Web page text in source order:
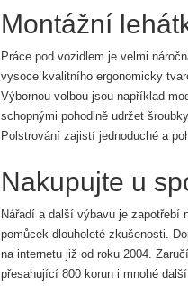
Montážní
Práce pod vozidlem je velmi
vysoce kvalitního ergonomicky
Výbornou volbou jsou například
schopnými pohodlně udržet
Polstrování zajistí jednoduché a
Nakupujte u
Nářadí a další výbavu je zapotřebí
pomůcek dlouholeté zkušenosti.
na internetu již od roku 2004.
přesahující 800 korun i mnohé